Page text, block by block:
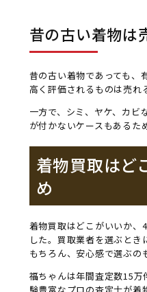
昔の古い着物は
昔の古い着物であっても、
高く評価されるものは売れ
一方で、シミ、ヤケ、カビ
が付かないケースもあるた
着物買取はど
め
着物買取はどこがいいか、
した。買取業者を選ぶと
もちろん、安心感で選ぶの
福ちゃんは年間査定数15